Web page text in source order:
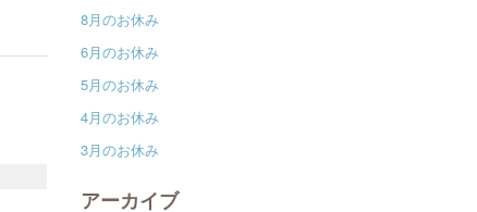
8月のお休み
6月のお休み
5月のお休み
4月のお休み
3月のお休み
アーカイブ